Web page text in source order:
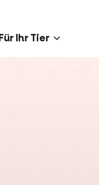
Für Ihr Tier